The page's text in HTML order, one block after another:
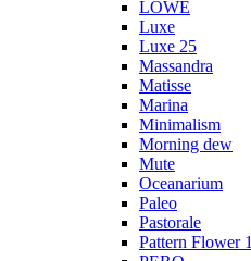
LOWE
Luxe
Luxe 25
Massandra
Matisse
Marina
Minimalism
Morning dew
Mute
Oceanarium
Paleo
Pastorale
Pattern Flower 1